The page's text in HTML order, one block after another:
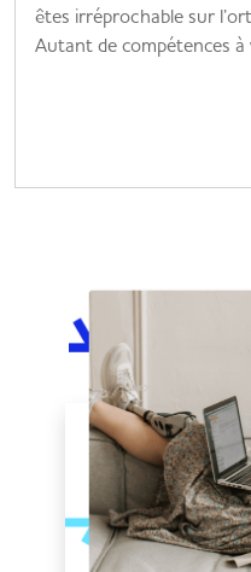
êtes irréprochable sur
Autant de compétences à